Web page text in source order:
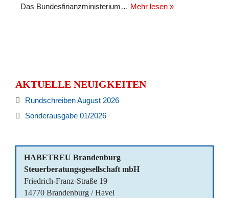
Das Bundesfinanzministerium… Mehr lesen »
AKTUELLE NEUIGKEITEN
Rundschreiben August 2026
Sonderausgabe 01/2026
HABETREU Brandenburg
Steuerberatungsgesellschaft mbH
Friedrich-Franz-Straße 19
14770 Brandenburg / Havel